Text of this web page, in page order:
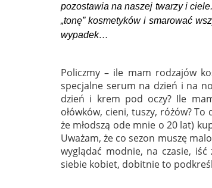
pozostawia na naszej twarzy i
„tonę” kosmetyków i smarować
wypadek…
Policzmy – ile mam rodzajów
specjalne serum na dzień i na
dzień i krem pod oczy? Ile
ołówków, cieni, tuszy, różów?
że młodszą ode mnie o 20 lat)
Uważam, że co sezon muszę
wyglądać modnie, na czasie,
siebie kobiet, dobitnie to